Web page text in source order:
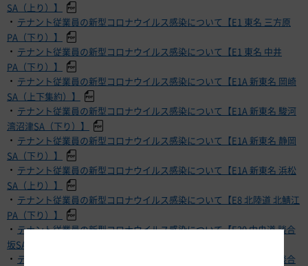
SA（上り）】
・ テナント従業員の新型コロナウイルス感染について【E1 東名 三方原
PA（下り）】
・ テナント従業員の新型コロナウイルス感染について【E1 東名 中井
PA（下り）】
・ テナント従業員の新型コロナウイルス感染について【E1A 新東名 岡崎
SA（上下集約）】
・ テナント従業員の新型コロナウイルス感染について【E1A 新東名 駿河
湾沼津SA（下り）】
・ テナント従業員の新型コロナウイルス感染について【E1A 新東名 静岡
SA（下り）】
・ テナント従業員の新型コロナウイルス感染について【E1A 新東名 浜松
SA（上り）】
・ テナント従業員の新型コロナウイルス感染について【E8 北陸道 北鯖江
PA（下り）】
・ テナント従業員の新型コロナウイルス感染について【E20 中央道 談合
坂SA（下り）】
・ テナント従業員の新型コロナウイルス感染について【E20 中央道 談合